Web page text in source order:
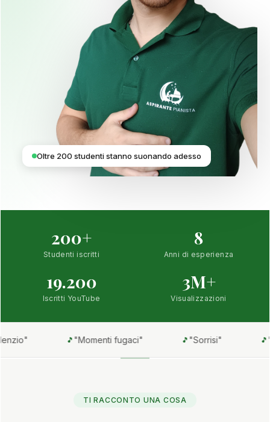
Oltre 200 studenti stanno suonando adesso
200+
Studenti iscritti
8
Anni di esperienza
19.200
Iscritti YouTube
3M+
Visualizzazioni
🎵"Momenti fugaci" 🎵"Sorrisi" 🎵"La mamma"
TI RACCONTO UNA COSA